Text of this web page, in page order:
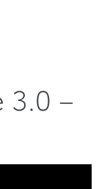
3.0 –